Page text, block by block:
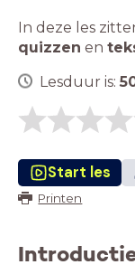
In deze les
quizzen en
Lesduur is:
Start les
Printen